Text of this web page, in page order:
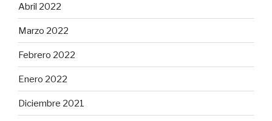
Abril 2022
Marzo 2022
Febrero 2022
Enero 2022
Diciembre 2021